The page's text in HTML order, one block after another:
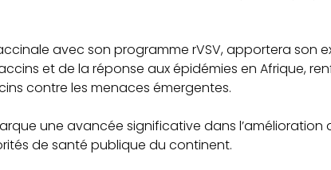
avec son programme rVSV, apportera son
et de la réponse aux épidémies en Afrique,
contre les menaces émergentes.
une avancée significative dans l’amélioration
de santé publique du continent.